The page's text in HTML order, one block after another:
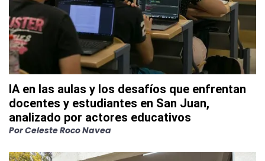
IA en las aulas y los desafíos que enfrentan
docentes y estudiantes en San Juan,
analizado por actores educativos
PorCeleste Roco Navea